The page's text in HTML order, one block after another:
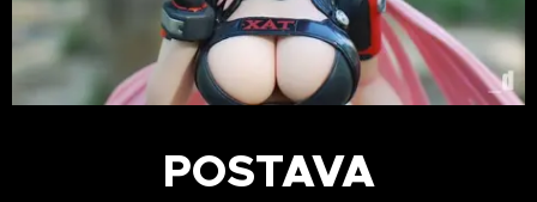
POSTAVA